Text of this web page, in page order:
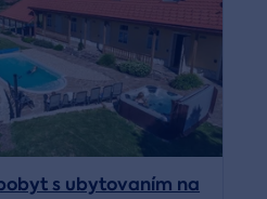
s ubytovaním na